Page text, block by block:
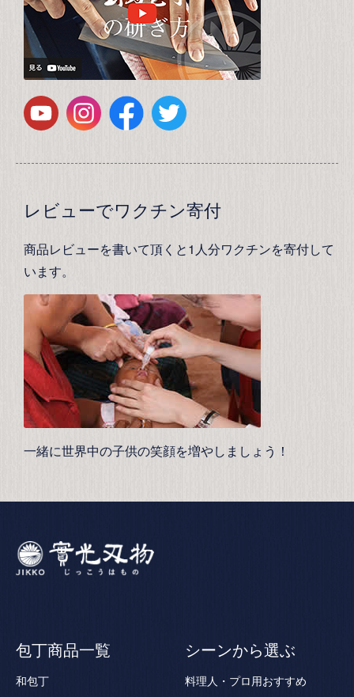
レビューでワクチン寄付
商品レビューを書いて頂くと1人分ワクチンを寄付して
います。
一緒に世界中の子供の笑顔を増やしましょう！
包丁商品一覧
和包丁
シーンから選ぶ
料理人・プロ用おすすめ